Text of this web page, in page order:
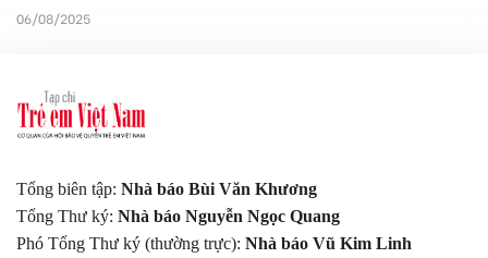
tháng Tám thành công, Quốc khánh nước Cộng hòa
06/08/2025
Tổng biên tập: Nhà báo Bùi Văn Khương
Tổng Thư ký: Nhà báo Nguyễn Ngọc Quang
Phó Tổng Thư ký (thường trực): Nhà báo Vũ Kim Linh